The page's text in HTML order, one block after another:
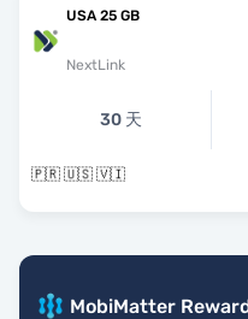
USA 25 GB
NextLink
30 天
🇵🇷 🇺🇸 🇻🇮
MobiMatter